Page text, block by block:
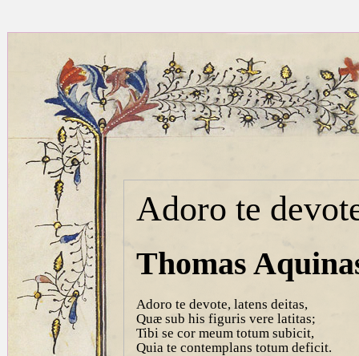
Adoro te
Thomas
Adoro te devote, latens deitas,
Quæ sub his figuris vere latitas;
Tibi se cor meum totum subicit,
Quia te contemplans totum deficit.